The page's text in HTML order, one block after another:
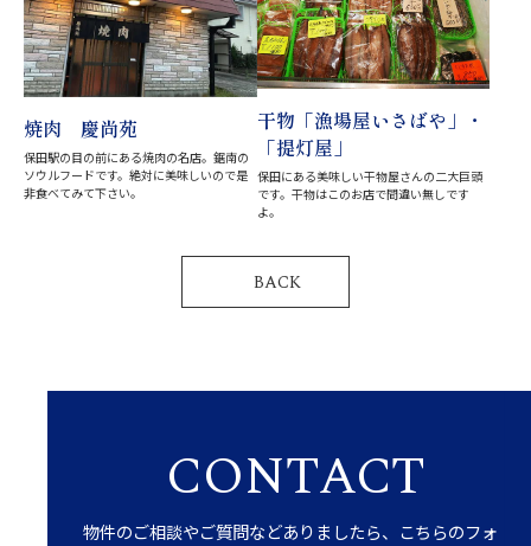
焼肉 慶尚苑
保田駅の目の前にある焼肉の名店。鋸南の
ソウルフードです。絶対に美味しいので是
非食べてみて下さい。
干物「漁場屋いさばや」・
「提灯屋」
保田にある美味しい干物屋さんの二大巨頭
です。干物はこのお店で間違い無しです
よ。
BACK
CONTACT
物件のご相談やご質問などありましたら、こちらのフォ